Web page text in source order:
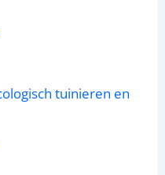
tuinieren en